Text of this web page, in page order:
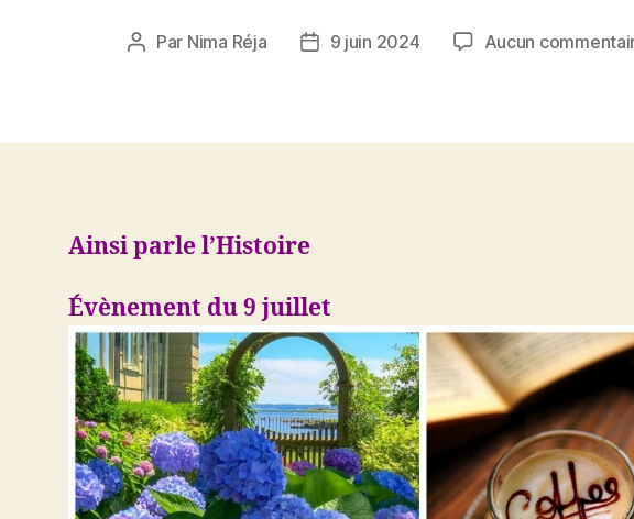
Auteur
Par Nima Réja
Date9 juin 2024 Aucun
Ainsi parle l’Histoire
Évènement du 9 juillet